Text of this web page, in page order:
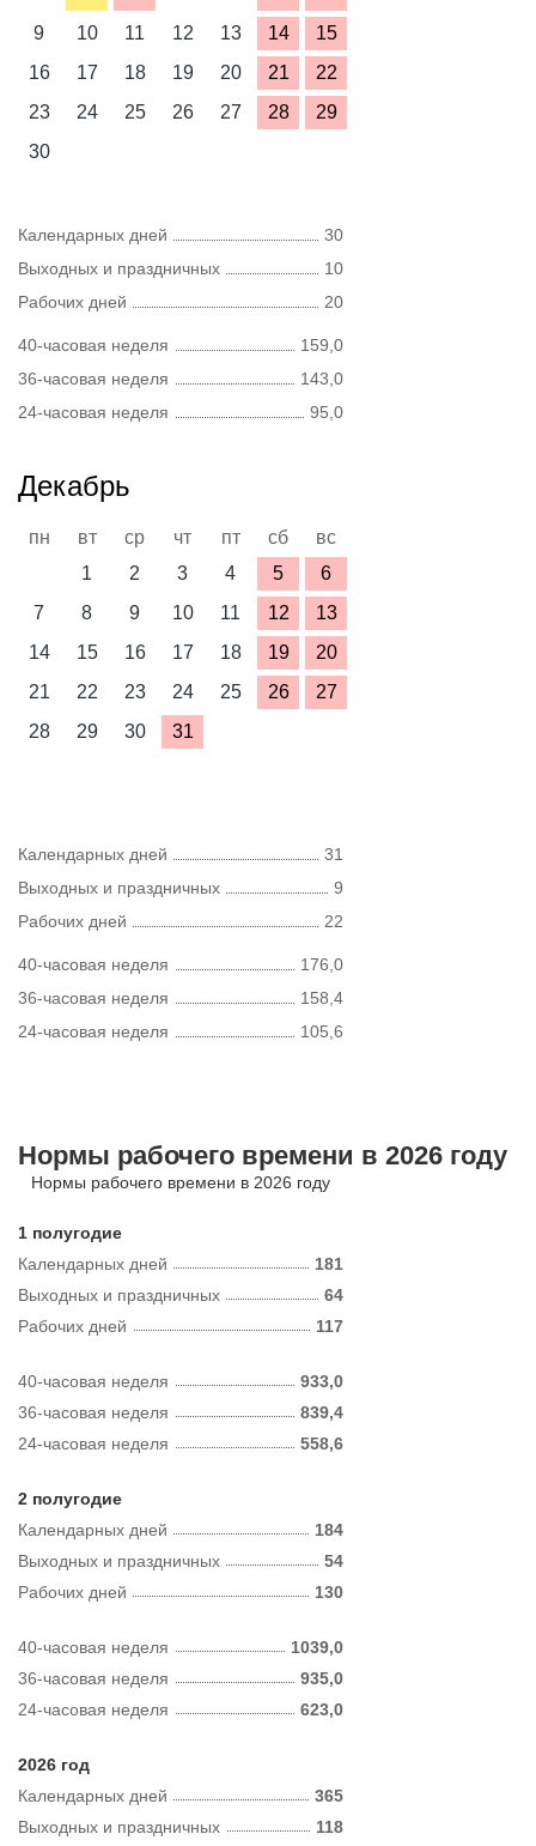
9
10 11 12 13 14
15
16
17 18 19 20 21
22
23
24 25 26 27 28
29
30
Календарных дней
30
Выходных и праздничных
10
Рабочих дней
20
40-часовая неделя
159,0
36-часовая неделя
143,0
24-часовая неделя
95,0
Декабрь
пн вт ср чт пт сб
вс
1
2 3 4 5
6
7
8 9 10 11 12
13
14
15 16 17 18 19
20
21
22 23 24 25 26
27
28
29 30 31
Календарных дней
31
Выходных и праздничных
9
Рабочих дней
22
40-часовая неделя
176,0
36-часовая неделя
158,4
24-часовая неделя
105,6
Нормы рабочего времени в 2026 году
Нормы рабочего времени в 2026 году
1 полугодие
Календарных дней
181
Рабочих дней 117
Выходных и праздничных 64
40-часовая неделя
933,0
36-часовая неделя
839,4
24-часовая неделя
558,6
2 полугодие
Календарных дней
184
Рабочих дней 130
Выходных и праздничных 54
40-часовая неделя
1039,0
36-часовая неделя
935,0
24-часовая неделя
623,0
2026 год
Календарных дней
365
Выходных и праздничных 118